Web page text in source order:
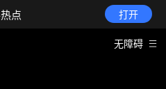
点 打开
无障碍